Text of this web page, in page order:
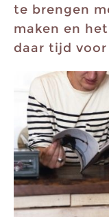
te brengen
maken en
daar tijd